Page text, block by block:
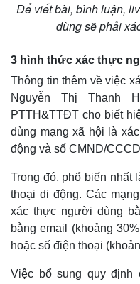
Để viết bài, bình luận,
dùng sẽ phải
3 hình thức xác thực
Thông tin thêm về việc
Nguyễn Thị Thanh
PTTH&TTĐT cho biết
dùng mạng xã hội là
động và số CMND/
Trong đó, phổ biến nhất
thoại di động. Các
xác thực người dùng
bằng email (khoảng
hoặc số điện thoại
Việc bổ sung quy